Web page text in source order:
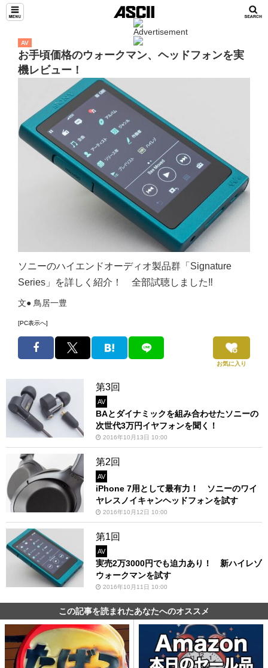
AV
お手頃価格のウォークマン、ヘッドフォンを実
機レビュー！
ソニーのハイエンドオーディオ製品群「Signature
Series」を詳しく紹介！ 全部試聴しました‼
文● 鳥居一豊
[PC表示へ]
お気に入り
第3回
AV
BAとダイナミックを組み合わせたソニーの
次世代3万円イヤフォンを聞く！
2016年10月13日 10:00
第2回
AV
iPhone 7用として最有力！ ソニーのワイ
ヤレスノイキャンヘッドフォンを試す
2016年10月12日 10:00
第1回
AV
実売2万3000円でも迫力あり！ 新ハイレゾ
ウォークマンを試す
2016年10月11日 10:00
この記事を読まれたあなたへのオススメ